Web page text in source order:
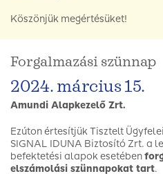
Köszönjük megértésüket!
Forgalmazási szünnap
2024. március 15.
Amundi Alapkezelő Zrt.
Ezúton értesítjük Tisztelt
SIGNAL IDUNA Biztosító Zrt. a
befektetési alapok esetében
elszámolási szünnapokat tart.